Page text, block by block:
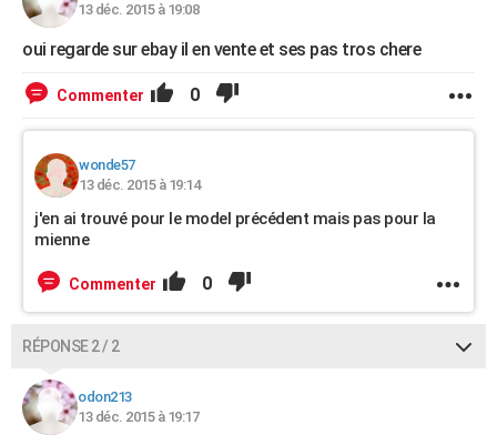
13 déc. 2015 à 19:08
oui regarde sur ebay il en vente et ses pas tros chere
Commenter 0
wonde57
13 déc. 2015 à 19:14
j'en ai trouvé pour le model précédent mais pas pour la
mienne
Commenter 0
RÉPONSE 2 / 2
odon213
13 déc. 2015 à 19:17